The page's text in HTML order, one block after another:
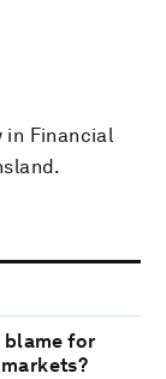
in Financial
blame for